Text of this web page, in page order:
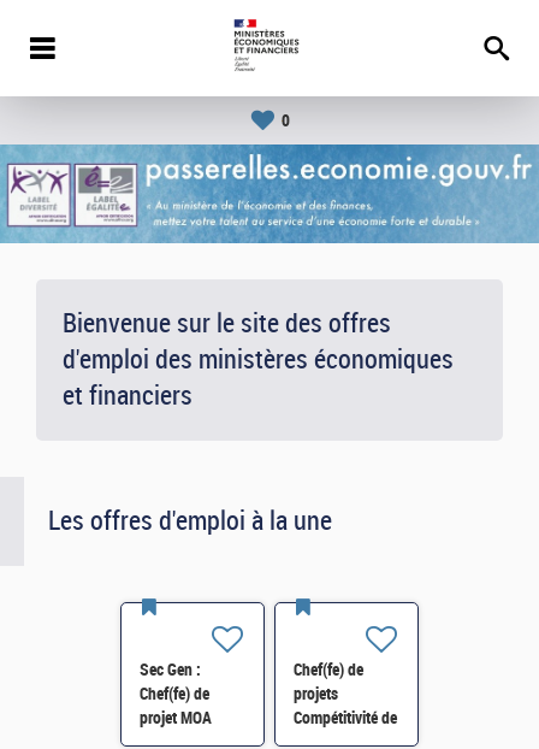
0
Bienvenue sur le site des offres
d'emploi des ministères économiques
et financiers
Les offres d'emploi à la une
Sec Gen :
Chef(fe) de
projet MOA
Innovation
Chef(fe) de
projets
Compétitivité de
l'énergie-SI-